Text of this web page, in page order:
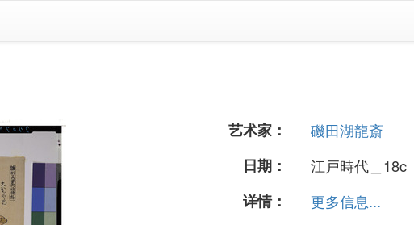
艺术家：
磯田湖龍斎
日期：
江戸時代＿18c
详情：
更多信息...